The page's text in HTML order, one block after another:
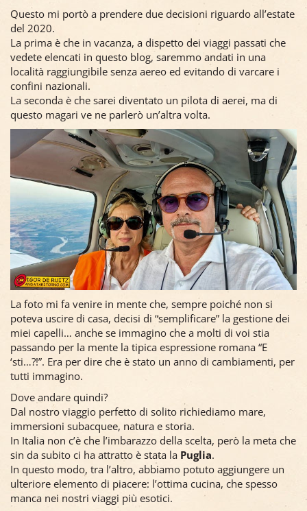
Questo mi portò a prendere due decisioni riguardo all’estate
del 2020.
La prima è che in vacanza, a dispetto dei viaggi passati che
vedete elencati in questo blog, saremmo andati in una
località raggiungibile senza aereo ed evitando di varcare i
confini nazionali.
La seconda è che sarei diventato un pilota di aerei, ma di
questo magari ve ne parlerò un’altra volta.
La foto mi fa venire in mente che, sempre poiché non si
poteva uscire di casa, decisi di “semplificare” la gestione dei
miei capelli… anche se immagino che a molti di voi stia
passando per la mente la tipica espressione romana “E
‘sti…?!”. Era per dire che è stato un anno di cambiamenti, per
tutti immagino.
Dove andare quindi?
Dal nostro viaggio perfetto di solito richiediamo mare,
immersioni subacquee, natura e storia.
In Italia non c’è che l’imbarazzo della scelta, però la meta che
sin da subito ci ha attratto è stata la Puglia.
In questo modo, tra l’altro, abbiamo potuto aggiungere un
ulteriore elemento di piacere: l’ottima cucina, che spesso
manca nei nostri viaggi più esotici.